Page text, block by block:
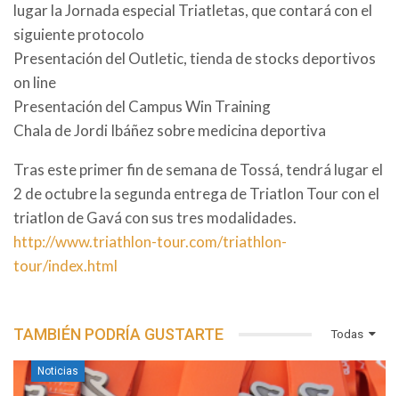
lugar la Jornada especial Triatletas, que contará con el
siguiente protocolo
Presentación del Outletic, tienda de stocks deportivos
on line
Presentación del Campus Win Training
Chala de Jordi Ibáñez sobre medicina deportiva
Tras este primer fin de semana de Tossá, tendrá lugar el
2 de octubre la segunda entrega de Triatlon Tour con el
triatlon de Gavá con sus tres modalidades.
http://www.triathlon-tour.com/triathlon-
tour/index.html
Todas
TAMBIÉN PODRÍA GUSTARTE
Noticias